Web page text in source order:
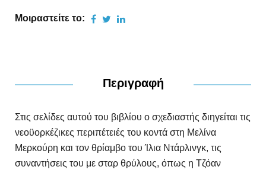
Μοιραστείτε το:
Περιγραφή
Στις σελίδες αυτού του βιβλίου ο σχεδιαστής διηγείται τις
νεοϋορκέζικες περιπέτειές του κοντά στη Μελίνα
Μερκούρη και τον θρίαμβο του Ίλια Ντάρλινγκ, τις
συναντήσεις του με σταρ θρύλους, όπως η Τζόαν